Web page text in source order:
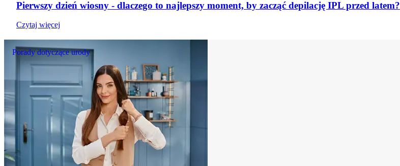
Pierwszy dzień wiosny - dlaczego to najlepszy moment, by zacząć depilację IPL przed latem?
Czytaj więcej
Porady dotyczące urody